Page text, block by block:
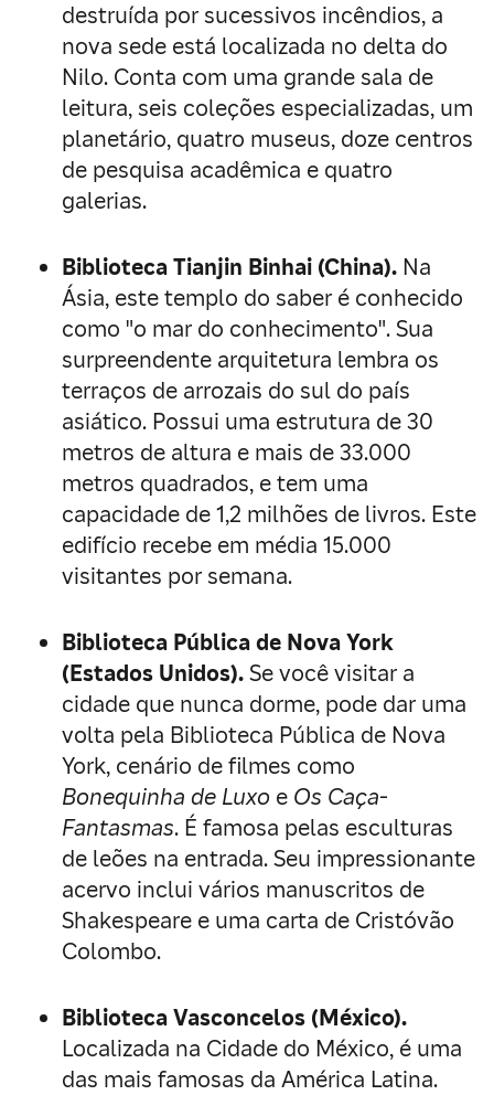
destruída por sucessivos incêndios, a
nova sede está localizada no delta do
Nilo. Conta com uma grande sala de
leitura, seis coleções especializadas, um
planetário, quatro museus, doze centros
de pesquisa acadêmica e quatro
galerias.
Biblioteca Tianjin Binhai (China). Na
Ásia, este templo do saber é conhecido
como "o mar do conhecimento". Sua
surpreendente arquitetura lembra os
terraços de arrozais do sul do país
asiático. Possui uma estrutura de 30
metros de altura e mais de 33.000
metros quadrados, e tem uma
capacidade de 1,2 milhões de livros. Este
edifício recebe em média 15.000
visitantes por semana.
Biblioteca Pública de Nova York
(Estados Unidos).Se você visitar a
cidade que nunca dorme, pode dar uma
volta pela Biblioteca Pública de Nova
York, cenário de filmes como
Bonequinha de Luxo e Os Caça-
Fantasmas. É famosa pelas esculturas
de leões na entrada. Seu impressionante
acervo inclui vários manuscritos de
Shakespeare e uma carta de Cristóvão
Colombo.
Biblioteca Vasconcelos (México).
Localizada na Cidade do México, é uma
das mais famosas da América Latina.